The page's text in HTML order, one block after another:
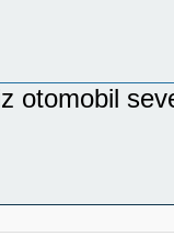
otomobil